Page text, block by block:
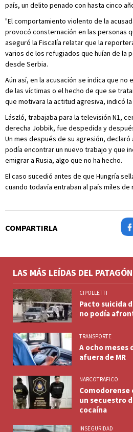
país, un delito penado con hasta cinco
"El comportamiento violento de la
provocó consternación en las personas
aseguró la Fiscalía relatar que la
varios de los refugiados que huían de la
desde Serbia.
Aún así, en la acusación se indica que
de las víctimas o el hecho de que se
que motivara la actitud agresiva, indicó la
László, trabajaba para la televisión N1,
derecha Jobbik, fue despedida y
Un mes después de su agresión,
podía encontrar un nuevo trabajo y que
emigrar a Rusia, algo que no ha hecho.
El caso sucedió antes de que Hungría
cuando todavía entraban al país miles de
COMPARTIRLA
LAS MÁS LEÍDAS DEL
CIPOLLETTI
Pacto suicida
no podía
TRANSPORTE
A ocho meses
afuera de MR
NARCOTRAFICO
Comodorense
un secuestro
cocaína
INSEGURIDAD